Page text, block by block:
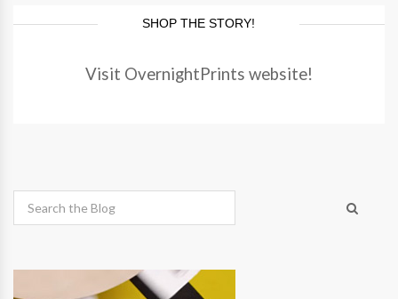
SHOP THE STORY!
Visit OvernightPrints website!